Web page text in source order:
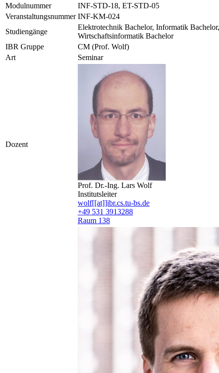
Modulnummer
INF-STD-18, ET-STD-05
Veranstaltungsnummer INF-KM-024
Studiengänge
Elektrotechnik Bachelor, Informatik
Wirtschaftsinformatik Bachelor
IBR Gruppe
CM (Prof. Wolf)
Art
Seminar
Dozent
Prof. Dr.-Ing. Lars Wolf
Institutsleiter
wolf[[at]]ibr.cs.tu-bs.de
+49 531 3913288
Raum 138